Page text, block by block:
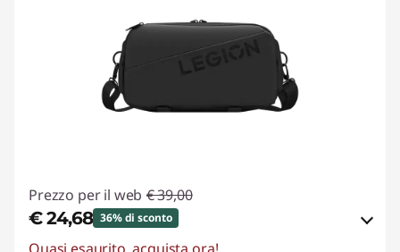
Prezzo per il web € 39,00
€ 24,68 36% di sconto